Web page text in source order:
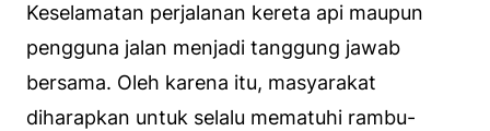
Keselamatan perjalanan kereta api maupun
pengguna jalan menjadi tanggung jawab
bersama. Oleh karena itu, masyarakat
diharapkan untuk selalu mematuhi rambu-